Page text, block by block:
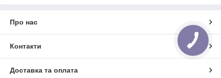
Про нас
Контакти
Доставка та оплата
КНОПКА
ЗВ'ЯЗКУ